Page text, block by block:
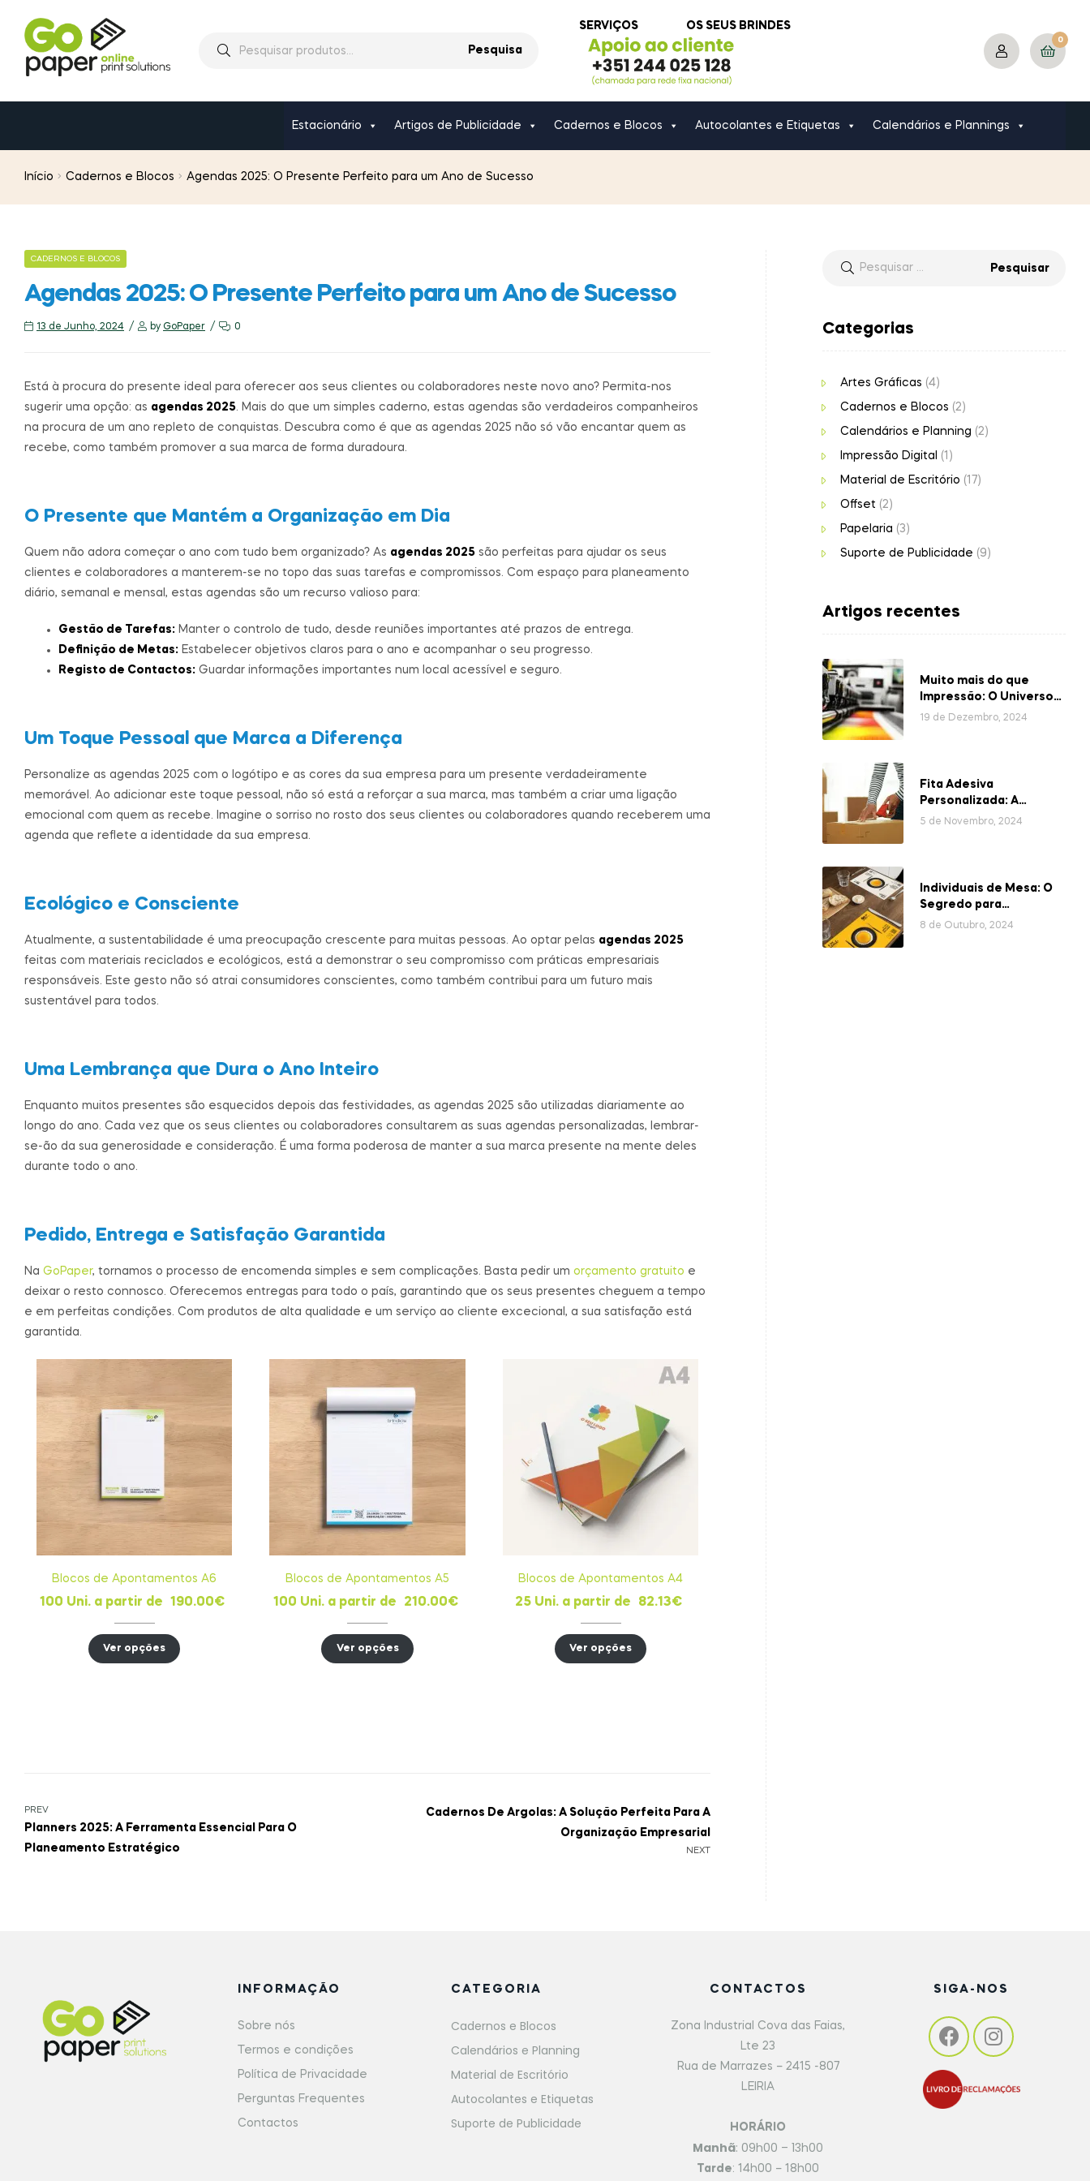
Pesquisa
SERVIÇOS OS SEUS BRINDES
0
Estacionário Artigos de Publicidade Cadernos e Blocos Autocolantes e Etiquetas Calendários e Plannings
Início Cadernos e Blocos Agendas 2025: O Presente Perfeito para um Ano de Sucesso
CADERNOS E BLOCOS
Agendas 2025: O Presente Perfeito para um Ano de Sucesso
13 de Junho, 2024 by GoPaper 0
Está à procura do presente ideal para oferecer aos seus clientes ou colaboradores neste novo ano? Permita-nos
sugerir uma opção: as agendas 2025. Mais do que um simples caderno, estas agendas são verdadeiros companheiros
na procura de um ano repleto de conquistas. Descubra como é que as agendas 2025 não só vão encantar quem as
recebe, como também promover a sua marca de forma duradoura.
O Presente que Mantém a Organização em Dia
Quem não adora começar o ano com tudo bem organizado? As agendas 2025 são perfeitas para ajudar os seus
clientes e colaboradores a manterem-se no topo das suas tarefas e compromissos. Com espaço para planeamento
diário, semanal e mensal, estas agendas são um recurso valioso para:
Gestão de Tarefas: Manter o controlo de tudo, desde reuniões importantes até prazos de entrega.
Definição de Metas: Estabelecer objetivos claros para o ano e acompanhar o seu progresso.
Registo de Contactos: Guardar informações importantes num local acessível e seguro.
Um Toque Pessoal que Marca a Diferença
Personalize as agendas 2025 com o logótipo e as cores da sua empresa para um presente verdadeiramente
memorável. Ao adicionar este toque pessoal, não só está a reforçar a sua marca, mas também a criar uma ligação
emocional com quem as recebe. Imagine o sorriso no rosto dos seus clientes ou colaboradores quando receberem uma
agenda que reflete a identidade da sua empresa.
Ecológico e Consciente
Atualmente, a sustentabilidade é uma preocupação crescente para muitas pessoas. Ao optar pelas agendas 2025
feitas com materiais reciclados e ecológicos, está a demonstrar o seu compromisso com práticas empresariais
responsáveis. Este gesto não só atrai consumidores conscientes, como também contribui para um futuro mais
sustentável para todos.
Uma Lembrança que Dura o Ano Inteiro
Enquanto muitos presentes são esquecidos depois das festividades, as agendas 2025 são utilizadas diariamente ao
longo do ano. Cada vez que os seus clientes ou colaboradores consultarem as suas agendas personalizadas, lembrar-
se-ão da sua generosidade e consideração. É uma forma poderosa de manter a sua marca presente na mente deles
durante todo o ano.
Pedido, Entrega e Satisfação Garantida
Na GoPaper, tornamos o processo de encomenda simples e sem complicações. Basta pedir um orçamento gratuito e
deixar o resto connosco. Oferecemos entregas para todo o país, garantindo que os seus presentes cheguem a tempo
e em perfeitas condições. Com produtos de alta qualidade e um serviço ao cliente excecional, a sua satisfação está
garantida.
Blocos de Apontamentos A6
100 Uni. a partir de 190.00€
Ver opções
Blocos de Apontamentos A5
100 Uni. a partir de 210.00€
Ver opções
Blocos de Apontamentos A4
25 Uni. a partir de 82.13€
Ver opções
PREV
Planners 2025: A Ferramenta Essencial Para O
Planeamento Estratégico
NEXT
Cadernos De Argolas: A Solução Perfeita Para A
Organização Empresarial
Categorias
Artes Gráficas (4)
Cadernos e Blocos (2)
Calendários e Planning (2)
Impressão Digital (1)
Material de Escritório (17)
Offset (2)
Papelaria (3)
Suporte de Publicidade (9)
Artigos recentes
Muito mais do que
Impressão: O Universo
das Gráficas
19 de Dezembro, 2024
Fita Adesiva
Personalizada: A
Embalagem que valoriza
5 de Novembro, 2024
Individuais de Mesa: O
Segredo para
Refeições mais
8 de Outubro, 2024
INFORMAÇÃO
Sobre nós
Termos e condições
Política de Privacidade
Perguntas Frequentes
Contactos
CATEGORIA
Cadernos e Blocos
Calendários e Planning
Material de Escritório
Autocolantes e Etiquetas
Suporte de Publicidade
CONTACTOS
Zona Industrial Cova das Faias,
Lte 23
Rua de Marrazes – 2415 -807
LEIRIA
HORÁRIO
Manhã: 09h00 – 13h00
Tarde: 14h00 – 18h00
SIGA-NOS